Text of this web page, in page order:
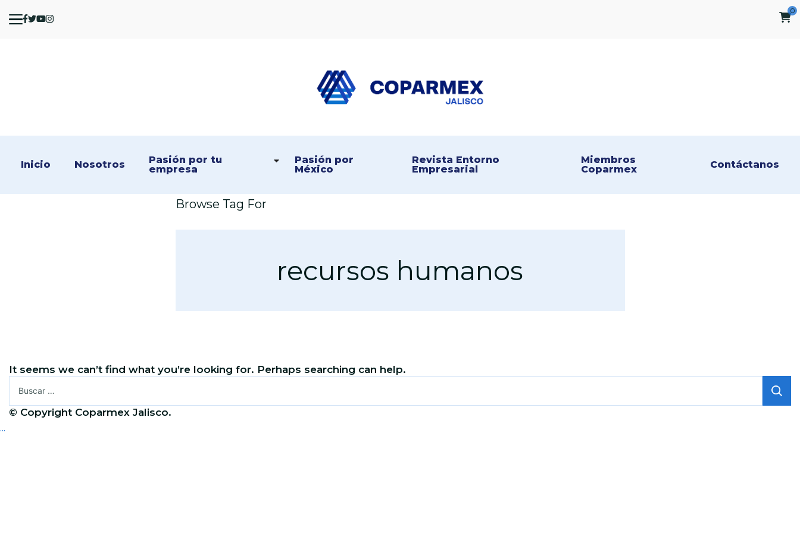
0
Inicio Nosotros
Pasión por tu
empresa
Pasión por
México
Revista Entorno
Empresarial
Miembros
Coparmex
Contáctanos
Browse Tag For
recursos humanos
It seems we can’t find what you’re looking for. Perhaps searching can help.
© Copyright Coparmex Jalisco.
...